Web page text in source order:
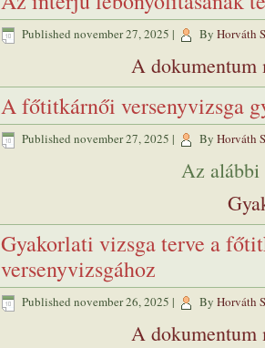
Published november 27, 2025 | By Horváth
A dokumentum
A főtitkárnői versenyvizsga
Published november 27, 2025 | By Horváth
Az alábbi
Gyakorlati vizsga terve a
versenyvizsgához
Published november 26, 2025 | By Horváth
A dokumentum